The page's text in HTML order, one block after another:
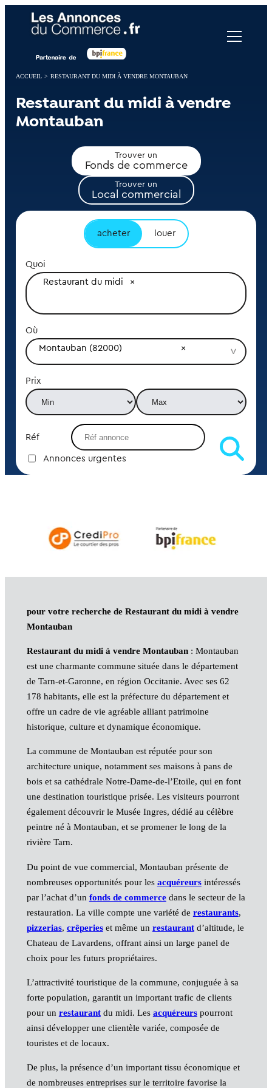
ACCUEIL > RESTAURANT DU MIDI À VENDRE MONTAUBAN
Restaurant du midi à vendre
Montauban
Trouver un
Fonds de commerce
Trouver un
Local commercial
acheter louer
Quoi
Restaurant du midi
Où
Montauban (82000)
Prix
Réf
Annonces urgentes
pour votre recherche de Restaurant du midi à vendre
Montauban
Restaurant du midi à vendre Montauban: Montauban
est une charmante commune située dans le département
de Tarn-et-Garonne, en région Occitanie. Avec ses 62
178 habitants, elle est la préfecture du département et
offre un cadre de vie agréable alliant patrimoine
historique, culture et dynamique économique.
La commune de Montauban est réputée pour son
architecture unique, notamment ses maisons à pans de
bois et sa cathédrale Notre-Dame-de-l’Etoile, qui en font
une destination touristique prisée. Les visiteurs pourront
également découvrir le Musée Ingres, dédié au célèbre
peintre né à Montauban, et se promener le long de la
rivière Tarn.
Du point de vue commercial, Montauban présente de
nombreuses opportunités pour les acquéreursintéressés
par l’achat d’un fonds de commercedans le secteur de la
restauration. La ville compte une variété de restaurants,
pizzerias, crêperieset même un restaurantd’altitude, le
Chateau de Lavardens, offrant ainsi un large panel de
choix pour les futurs propriétaires.
L’attractivité touristique de la commune, conjuguée à sa
forte population, garantit un important trafic de clients
pour un restaurantdu midi. Les acquéreurspourront
ainsi développer une clientèle variée, composée de
touristes et de locaux.
De plus, la présence d’un important tissu économique et
de nombreuses entreprises sur le territoire favorise la
Panneau de gestion des cookies